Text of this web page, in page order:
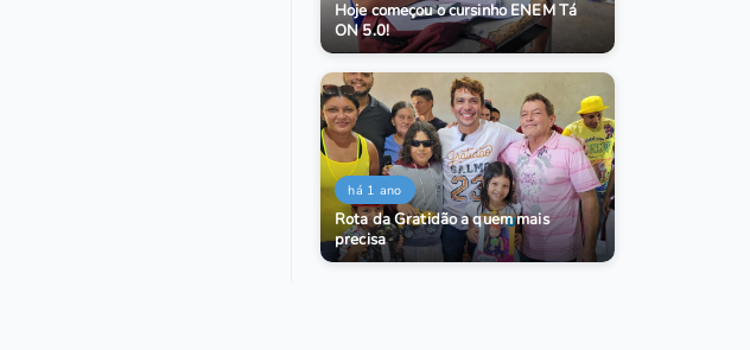
Hoje começou o cursinho ENEM Tá
ON 5.0!
há 1 ano
Rota da Gratidão a quem mais
precisa